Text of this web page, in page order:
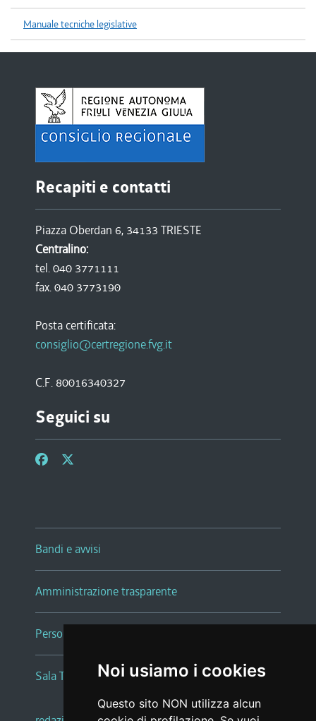
Noi usiamo i cookies
Questo sito NON utilizza alcun
Manuale tecniche legislative
Recapiti e contatti
Piazza Oberdan 6, 34133 TRIESTE
Centralino:
tel. 040 3771111
fax. 040 3773190
Posta certificata:
consiglio@certregione.fvg.it
C.F. 80016340327
Seguici su
Bandi e avvisi
Amministrazione trasparente
Persone e Uffici
Sala Tiziano Tessitori